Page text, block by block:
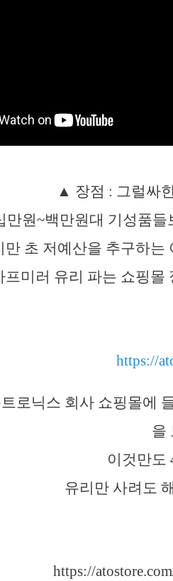
▲ 장점 : 그럴싸
만원~백만원대 기성품
만 초 저예산을 추구하는
프미러 유리 파는 쇼핑몰
https://
로닉스 회사 쇼핑몰에
을
이것만도
유리만 사려도
https://